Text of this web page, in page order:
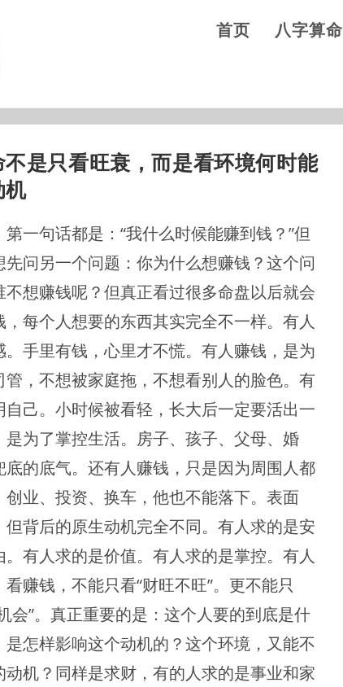
首页 八字算命
是只看旺衰，而是看环境何时能
机
一句话都是：“我什么时候能赚到钱？”但
问另一个问题：你为什么想赚钱？这个问
想赚钱呢？但真正看过很多命盘以后就会
每个人想要的东西其实完全不一样。有人
手里有钱，心里才不慌。有人赚钱，是为
，不想被家庭拖，不想看别人的脸色。有
自己。小时候被看轻，长大后一定要活出一
为了掌控生活。房子、孩子、父母、婚
的底气。还有人赚钱，只是因为周围人都
业、投资、换车，他也不能落下。表面
背后的原生动机完全不同。有人求的是安
有人求的是价值。有人求的是掌控。有人
赚钱，不能只看“财旺不旺”。更不能只
会”。真正重要的是：这个人要的到底是什
怎样影响这个动机的？这个环境，又能不
机？同样是求财，有的人求的是事业和家